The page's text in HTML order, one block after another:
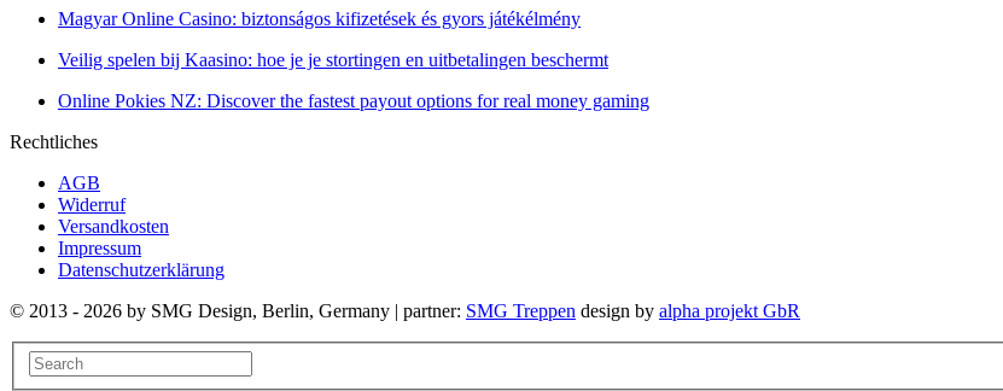
Magyar Online Casino: biztonságos kifizetések és gyors játékélmény
Veilig spelen bij Kaasino: hoe je je stortingen en uitbetalingen beschermt
Online Pokies NZ: Discover the fastest payout options for real money gaming
Rechtliches
AGB
Widerruf
Versandkosten
Impressum
Datenschutzerklärung
© 2013 - 2026 by SMG Design, Berlin, Germany | partner: SMG Treppen design by alpha projekt GbR